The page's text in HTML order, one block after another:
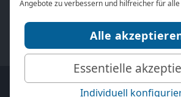
Mediadaten
bibeltv.de: Impressum